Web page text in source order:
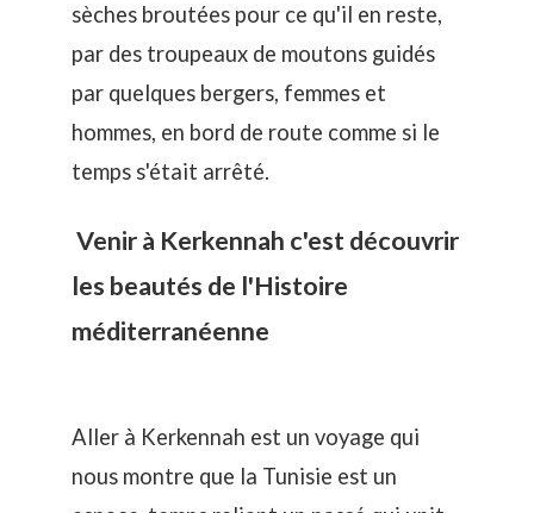
sèches broutées pour ce qu'il en reste,
par des troupeaux de moutons guidés
par quelques bergers, femmes et
hommes, en bord de route comme si le
temps s'était arrêté.
Venir à Kerkennah c'est découvrir
les beautés de l'Histoire
méditerranéenne
Aller à Kerkennah est un voyage qui
nous montre que la Tunisie est un